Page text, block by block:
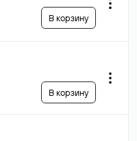
В корзину
В корзину